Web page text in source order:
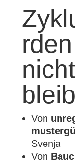
Von
Svenja
Von